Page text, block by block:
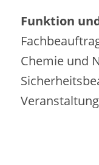
Funktion
Chemie und